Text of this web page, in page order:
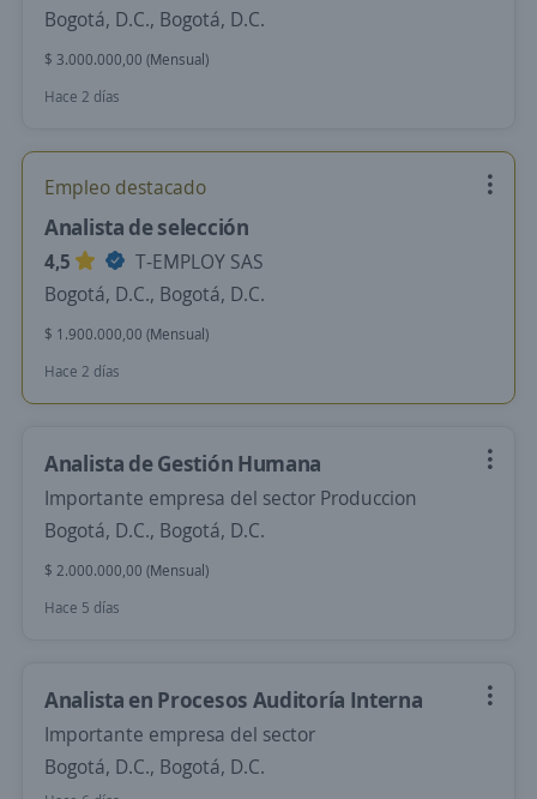
Bogotá, D.C., Bogotá, D.C.
$ 3.000.000,00 (Mensual)
Hace 2 días
Empleo destacado
Analista de selección
4,5
T-EMPLOY SAS
Bogotá, D.C., Bogotá, D.C.
$ 1.900.000,00 (Mensual)
Hace 2 días
Analista de Gestión Humana
Importante empresa del sector Produccion
Bogotá, D.C., Bogotá, D.C.
$ 2.000.000,00 (Mensual)
Hace 5 días
Analista en Procesos Auditoría Interna
Importante empresa del sector
Bogotá, D.C., Bogotá, D.C.